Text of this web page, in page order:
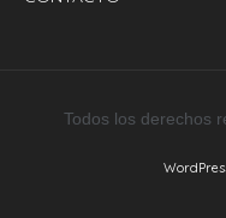
Todos los derechos